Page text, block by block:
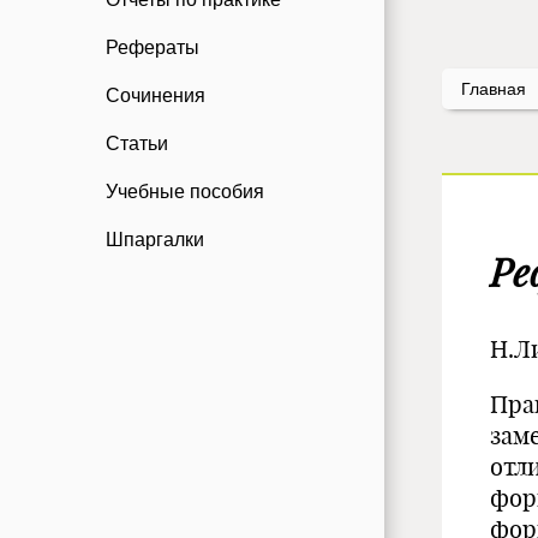
Рефераты
Сочинения
Статьи
Учебные пособия
Шпаргалки
Главная